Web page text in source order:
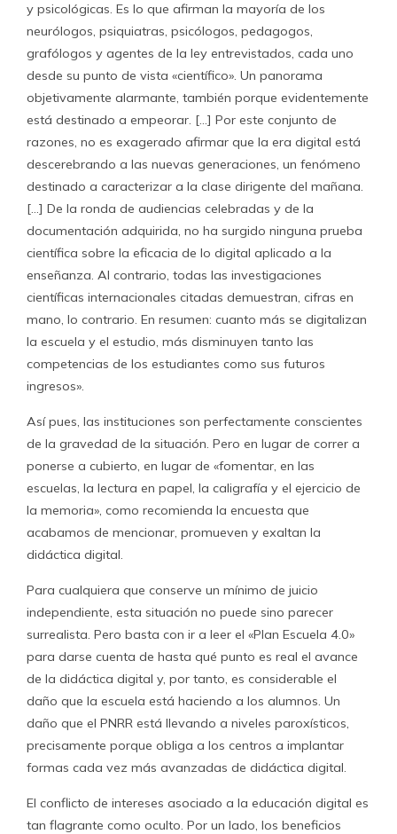
y psicológicas. Es lo que afirman la mayoría de los
neurólogos, psiquiatras, psicólogos, pedagogos,
grafólogos y agentes de la ley entrevistados, cada uno
desde su punto de vista «científico». Un panorama
objetivamente alarmante, también porque evidentemente
está destinado a empeorar. […] Por este conjunto de
razones, no es exagerado afirmar que la era digital está
descerebrando a las nuevas generaciones, un fenómeno
destinado a caracterizar a la clase dirigente del mañana.
[…] De la ronda de audiencias celebradas y de la
documentación adquirida, no ha surgido ninguna prueba
científica sobre la eficacia de lo digital aplicado a la
enseñanza. Al contrario, todas las investigaciones
científicas internacionales citadas demuestran, cifras en
mano, lo contrario. En resumen: cuanto más se digitalizan
la escuela y el estudio, más disminuyen tanto las
competencias de los estudiantes como sus futuros
ingresos».
Así pues, las instituciones son perfectamente conscientes
de la gravedad de la situación. Pero en lugar de correr a
ponerse a cubierto, en lugar de «fomentar, en las
escuelas, la lectura en papel, la caligrafía y el ejercicio de
la memoria», como recomienda la encuesta que
acabamos de mencionar, promueven y exaltan la
didáctica digital.
Para cualquiera que conserve un mínimo de juicio
independiente, esta situación no puede sino parecer
surrealista. Pero basta con ir a leer el «Plan Escuela 4.0»
para darse cuenta de hasta qué punto es real el avance
de la didáctica digital y, por tanto, es considerable el
daño que la escuela está haciendo a los alumnos. Un
daño que el PNRR está llevando a niveles paroxísticos,
precisamente porque obliga a los centros a implantar
formas cada vez más avanzadas de didáctica digital.
El conflicto de intereses asociado a la educación digital es
tan flagrante como oculto. Por un lado, los beneficios